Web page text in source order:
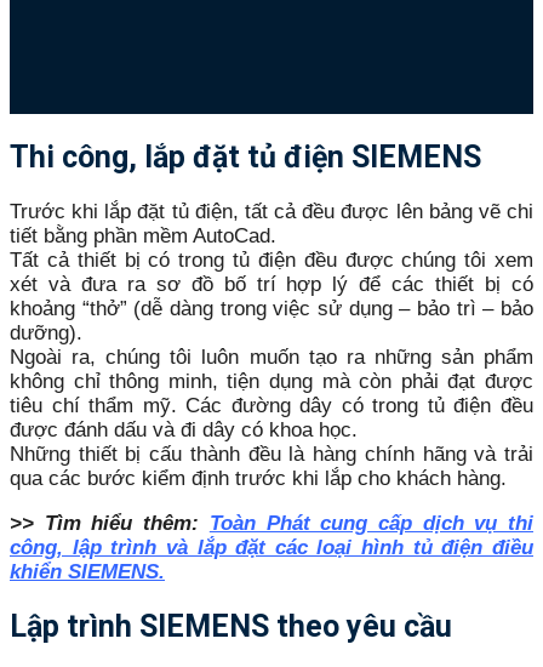
Thi công, lắp đặt tủ điện SIEMENS
Trước khi lắp đặt tủ điện, tất cả đều được lên bảng vẽ chi
tiết bằng phần mềm AutoCad.
Tất cả thiết bị có trong tủ điện đều được chúng tôi xem
xét và đưa ra sơ đồ bố trí hợp lý để các thiết bị có
khoảng “thở” (dễ dàng trong việc sử dụng – bảo trì – bảo
dưỡng).
Ngoài ra, chúng tôi luôn muốn tạo ra những sản phẩm
không chỉ thông minh, tiện dụng mà còn phải đạt được
tiêu chí thẩm mỹ. Các đường dây có trong tủ điện đều
được đánh dấu và đi dây có khoa học.
Những thiết bị cấu thành đều là hàng chính hãng và trải
qua các bước kiểm định trước khi lắp cho khách hàng.
>> Tìm hiểu thêm: Toàn Phát cung cấp dịch vụ thi
công, lập trình và lắp đặt các loại hình tủ điện điều
khiển SIEMENS.
Lập trình SIEMENS theo yêu cầu